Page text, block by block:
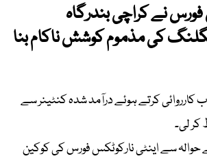
نے کراچی بندرگاہ
کی مذموم کوشش ناکام بنا
کارروائی کرتے ہوئے درآمد شدہ کنٹینر سے
سے اینٹی نارکوٹکس فورس کی کوکین